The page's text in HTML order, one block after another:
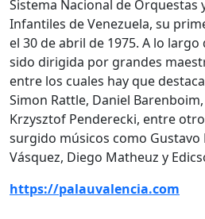
Sistema Nacional de Orquestas
Infantiles de Venezuela, su
el 30 de abril de 1975. A lo
sido dirigida por grandes
entre los cuales hay que
Simon Rattle, Daniel
Krzysztof Penderecki, entre
surgido músicos como Gustavo
Vásquez, Diego Matheuz y
https://palauvalencia.com